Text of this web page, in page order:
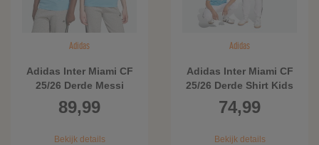
Manchester United
Paris Saint-Germain
Real Madrid
Tottenham Hotspur
Adidas
Adidas Inter Miami CF
25/26 Derde Messi
Voetbalshirt Kids
89,99
Bekijk details
Adidas
Adidas Inter Miami CF
25/26 Derde Shirt Kids
74,99
Bekijk details